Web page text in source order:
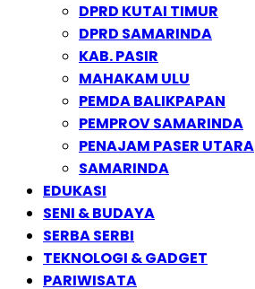
DPRD KUTAI TIMUR
DPRD SAMARINDA
KAB. PASIR
MAHAKAM ULU
PEMDA BALIKPAPAN
PEMPROV SAMARINDA
PENAJAM PASER UTARA
SAMARINDA
EDUKASI
SENI & BUDAYA
SERBA SERBI
TEKNOLOGI & GADGET
PARIWISATA